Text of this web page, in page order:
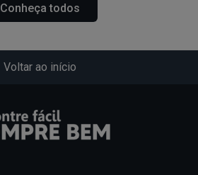
Conheça todos
Voltar ao início